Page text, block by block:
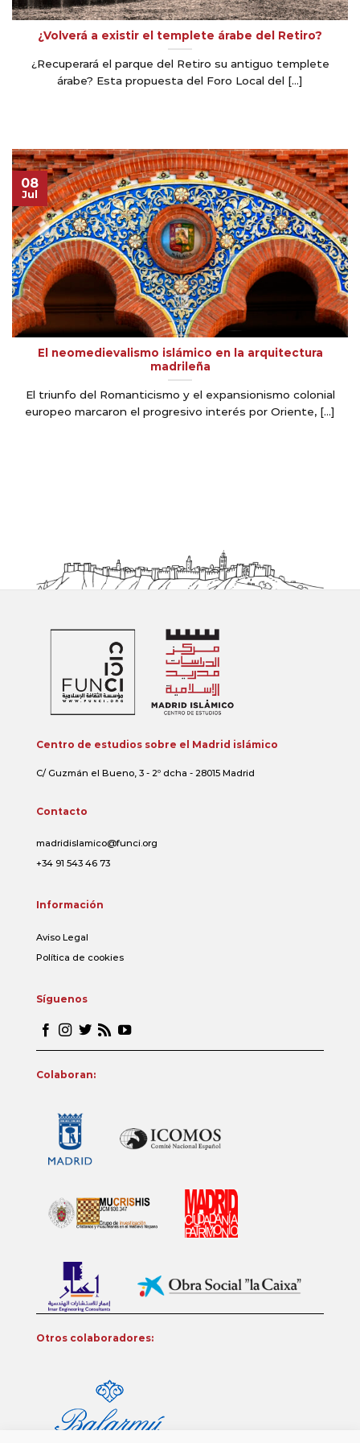
¿Volverá a existir el templete árabe del Retiro?
¿Recuperará el parque del Retiro su antiguo templete
árabe? Esta propuesta del Foro Local del [...]
El neomedievalismo islámico en la arquitectura
madrileña
El triunfo del Romanticismo y el expansionismo colonial
europeo marcaron el progresivo interés por Oriente, [...]
08
Jul
Centro de estudios sobre el Madrid islámico
C/ Guzmán el Bueno, 3 - 2º dcha - 28015 Madrid
Contacto
madridislamico@funci.org
+34 91 543 46 73
Información
Aviso Legal
Política de cookies
Síguenos
Colaboran:
Otros colaboradores: